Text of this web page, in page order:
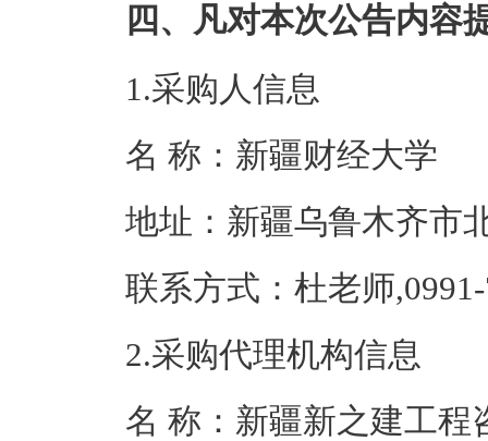
四、凡对本次公告内容
1.采购人信息
名 称：新疆财
地址：新疆乌
联系方式：杜老
2.采购代理机构信息
名 称：新疆新之建工程